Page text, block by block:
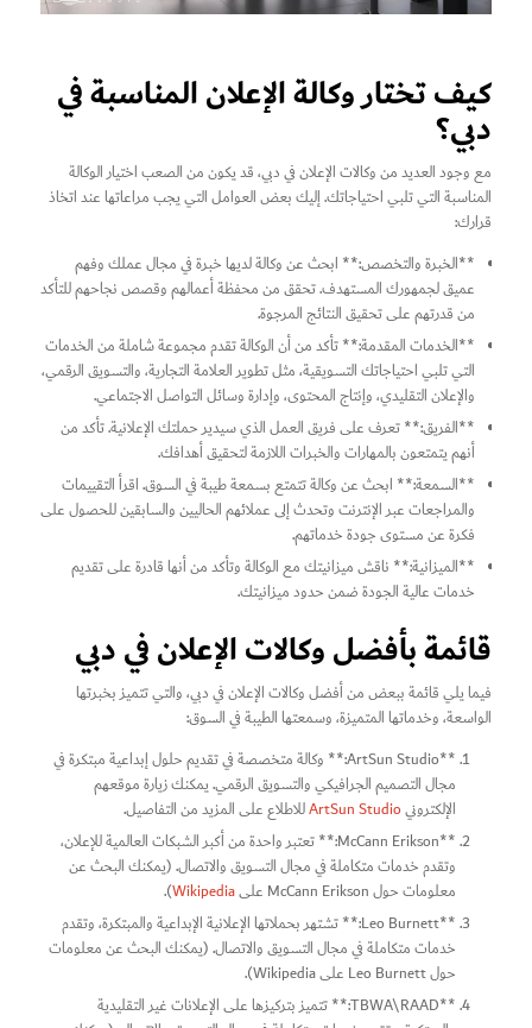
كيف تختار وكالة الإعلان المناسبة في
دبي؟
مع وجود العديد من وكالات الإعلان في دبي، قد يكون من الصعب اختيار الوكالة
المناسبة التي تلبي احتياجاتك. إليك بعض العوامل التي يجب مراعاتها عند اتخاذ
قرارك:
**الخبرة والتخصص:** ابحث عن وكالة لديها خبرة في مجال عملك وفهم
عميق لجمهورك المستهدف. تحقق من محفظة أعمالهم وقصص نجاحهم للتأكد
من قدرتهم على تحقيق النتائج المرجوة.
**الخدمات المقدمة:** تأكد من أن الوكالة تقدم مجموعة شاملة من الخدمات
التي تلبي احتياجاتك التسويقية، مثل تطوير العلامة التجارية، والتسويق الرقمي،
والإعلان التقليدي، وإنتاج المحتوى، وإدارة وسائل التواصل الاجتماعي.
**الفريق:** تعرف على فريق العمل الذي سيدير حملتك الإعلانية. تأكد من
أنهم يتمتعون بالمهارات والخبرات اللازمة لتحقيق أهدافك.
**السمعة:** ابحث عن وكالة تتمتع بسمعة طيبة في السوق. اقرأ التقييمات
والمراجعات عبر الإنترنت وتحدث إلى عملائهم الحاليين والسابقين للحصول على
فكرة عن مستوى جودة خدماتهم.
**الميزانية:** ناقش ميزانيتك مع الوكالة وتأكد من أنها قادرة على تقديم
خدمات عالية الجودة ضمن حدود ميزانيتك.
قائمة بأفضل وكالات الإعلان في دبي
فيما يلي قائمة ببعض من أفضل وكالات الإعلان في دبي، والتي تتميز بخبرتها
الواسعة، وخدماتها المتميزة، وسمعتها الطيبة في السوق:
**ArtSun Studio:** وكالة متخصصة في تقديم حلول إبداعية مبتكرة في
مجال التصميم الجرافيكي والتسويق الرقمي. يمكنك زيارة موقعهم
الإلكترونيArtSun Studioللاطلاع على المزيد من التفاصيل.
**McCann Erikson:** تعتبر واحدة من أكبر الشبكات العالمية للإعلان،
وتقدم خدمات متكاملة في مجال التسويق والاتصال. (يمكنك البحث عن
معلومات حول McCann Erikson على
Wikipedia
).
**Leo Burnett:** تشتهر بحملاتها الإعلانية الإبداعية والمبتكرة، وتقدم
خدمات متكاملة في مجال التسويق والاتصال. (يمكنك البحث عن معلومات
حول Leo Burnett على Wikipedia).
**TBWA\RAAD:** تتميز بتركيزها على الإعلانات غير التقليدية